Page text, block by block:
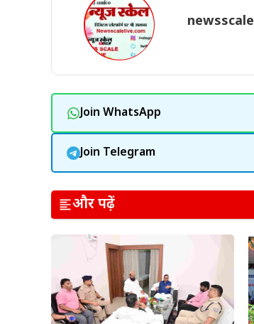
newsscale
Join WhatsApp
Join Telegram
और पढ़ें